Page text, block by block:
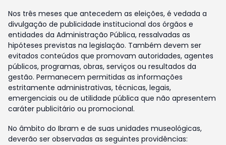
Nos três meses que antecedem as eleições, é vedada a
divulgação de publicidade institucional dos órgãos e
entidades da Administração Pública, ressalvadas as
hipóteses previstas na legislação. Também devem ser
evitados conteúdos que promovam autoridades, agentes
públicos, programas, obras, serviços ou resultados da
gestão. Permanecem permitidas as informações
estritamente administrativas, técnicas, legais,
emergenciais ou de utilidade pública que não apresentem
caráter publicitário ou promocional.
No âmbito do Ibram e de suas unidades museológicas,
deverão ser observadas as seguintes providências: